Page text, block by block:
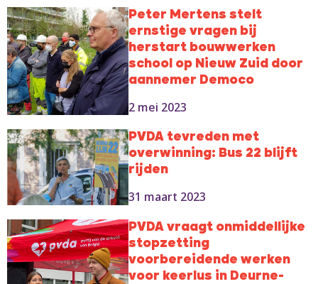
Peter Mertens stelt
ernstige vragen bij
herstart bouwwerken
school op Nieuw Zuid door
aannemer Democo
2 mei 2023
PVDA tevreden met
overwinning: Bus 22 blijft
rijden
31 maart 2023
PVDA vraagt onmiddellijke
stopzetting
voorbereidende werken
voor keerlus in Deurne-